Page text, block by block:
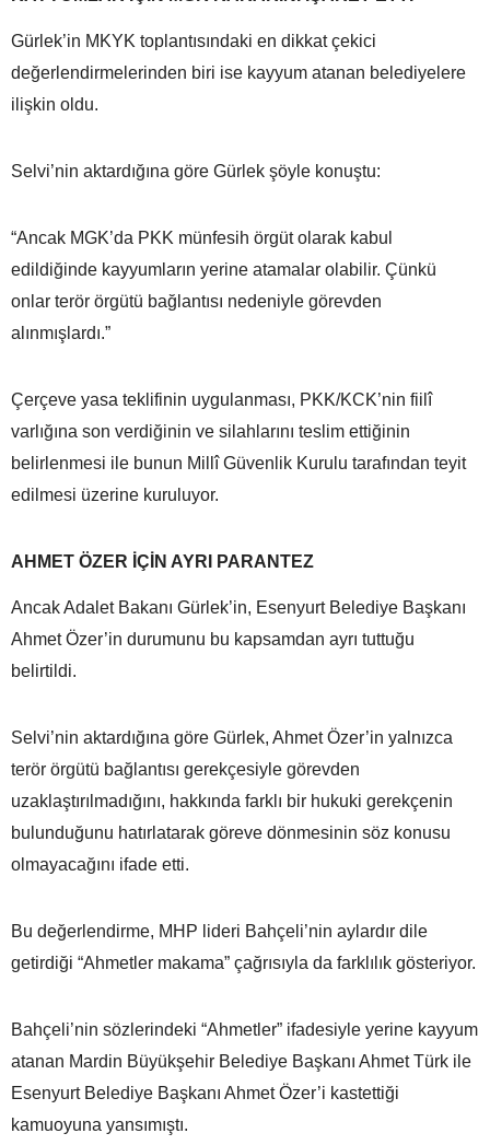
Gürlek’in MKYK toplantısındaki en dikkat çekici
değerlendirmelerinden biri ise kayyum atanan belediyelere
ilişkin oldu.
Selvi’nin aktardığına göre Gürlek şöyle konuştu:
“Ancak MGK’da PKK münfesih örgüt olarak kabul
edildiğinde kayyumların yerine atamalar olabilir. Çünkü
onlar terör örgütü bağlantısı nedeniyle görevden
alınmışlardı.”
Çerçeve yasa teklifinin uygulanması, PKK/KCK’nin fiilî
varlığına son verdiğinin ve silahlarını teslim ettiğinin
belirlenmesi ile bunun Millî Güvenlik Kurulu tarafından teyit
edilmesi üzerine kuruluyor.
AHMET ÖZER İÇİN AYRI PARANTEZ
Ancak Adalet Bakanı Gürlek’in, Esenyurt Belediye Başkanı
Ahmet Özer’in durumunu bu kapsamdan ayrı tuttuğu
belirtildi.
Selvi’nin aktardığına göre Gürlek, Ahmet Özer’in yalnızca
terör örgütü bağlantısı gerekçesiyle görevden
uzaklaştırılmadığını, hakkında farklı bir hukuki gerekçenin
bulunduğunu hatırlatarak göreve dönmesinin söz konusu
olmayacağını ifade etti.
Bu değerlendirme, MHP lideri Bahçeli’nin aylardır dile
getirdiği “Ahmetler makama” çağrısıyla da farklılık gösteriyor.
Bahçeli’nin sözlerindeki “Ahmetler” ifadesiyle yerine kayyum
atanan Mardin Büyükşehir Belediye Başkanı Ahmet Türk ile
Esenyurt Belediye Başkanı Ahmet Özer’i kastettiği
kamuoyuna yansımıştı.